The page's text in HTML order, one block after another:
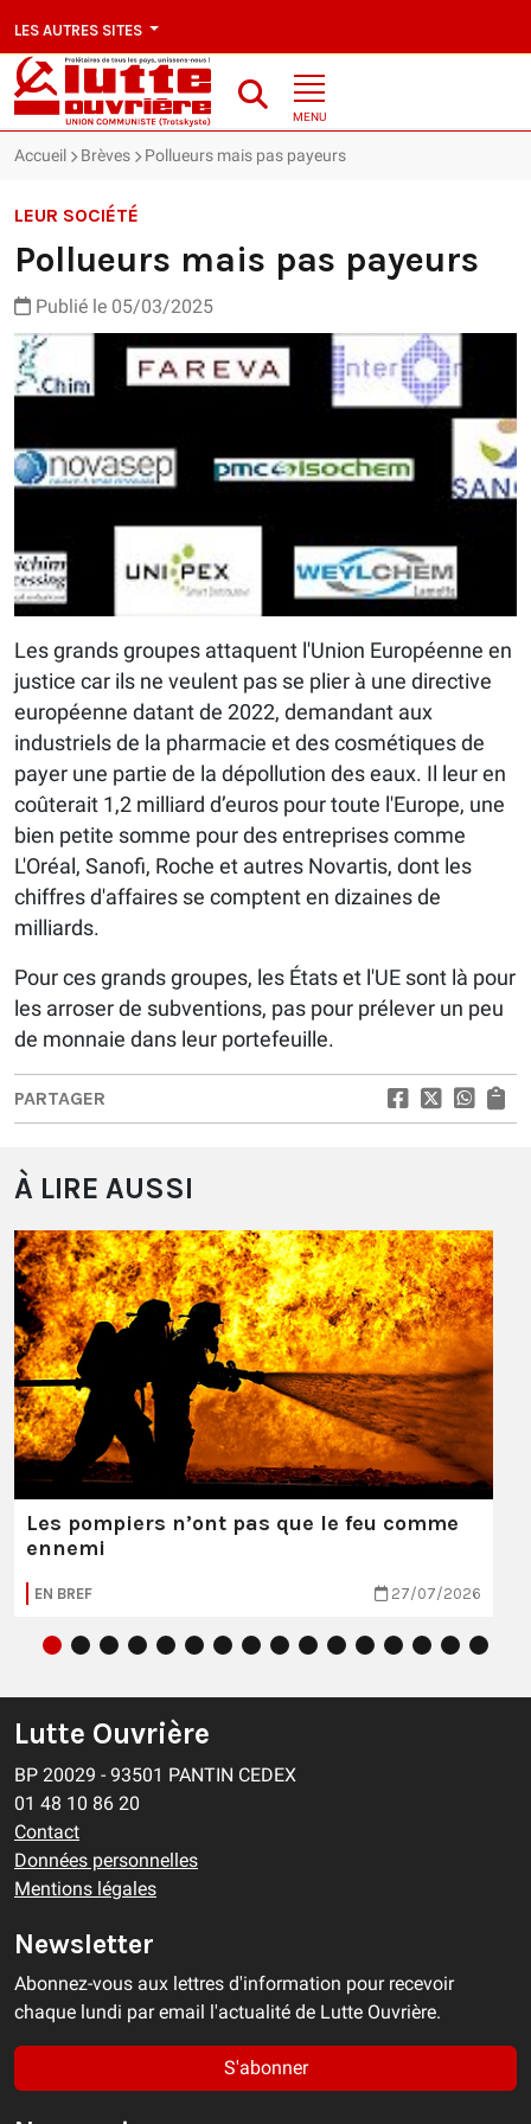
LES AUTRES SITES
MENU
Accueil Brèves Pollueurs mais pas payeurs
LEUR SOCIÉTÉ
Pollueurs mais pas payeurs
Publié le 05/03/2025
Les grands groupes attaquent l'Union Européenne en
justice car ils ne veulent pas se plier à une directive
européenne datant de 2022, demandant aux
industriels de la pharmacie et des cosmétiques de
payer une partie de la dépollution des eaux. Il leur en
coûterait 1,2 milliard d’euros pour toute l'Europe, une
bien petite somme pour des entreprises comme
L'Oréal, Sanofi, Roche et autres Novartis, dont les
chiffres d'affaires se comptent en dizaines de
milliards.
Pour ces grands groupes, les États et l'UE sont là pour
les arroser de subventions, pas pour prélever un peu
de monnaie dans leur portefeuille.
PARTAGER
À LIRE AUSSI
Les pompiers n’ont pas que le feu comme
ennemi
EN BREF 27/07/2026
Lutte Ouvrière
BP 20029 - 93501 PANTIN CEDEX
01 48 10 86 20
Contact
Données personnelles
Mentions légales
Newsletter
Abonnez-vous aux lettres d'information pour recevoir
chaque lundi par email l'actualité de Lutte Ouvrière.
S'abonner